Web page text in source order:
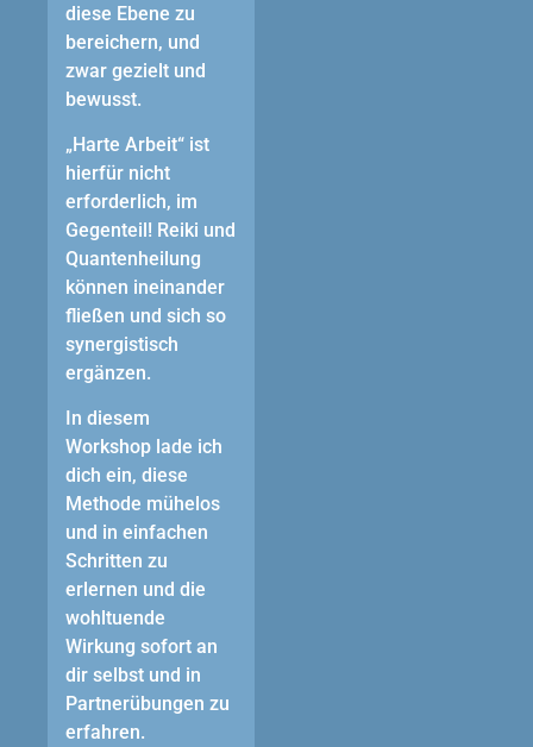
diese Ebene zu
bereichern, und
zwar gezielt und
bewusst.
„Harte Arbeit“ ist
hierfür nicht
erforderlich, im
Gegenteil! Reiki und
Quantenheilung
können ineinander
fließen und sich so
synergistisch
ergänzen.
In diesem
Workshop lade ich
dich ein, diese
Methode mühelos
und in einfachen
Schritten zu
erlernen und die
wohltuende
Wirkung sofort an
dir selbst und in
Partnerübungen zu
erfahren.